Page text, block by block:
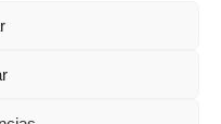
Aviso legal